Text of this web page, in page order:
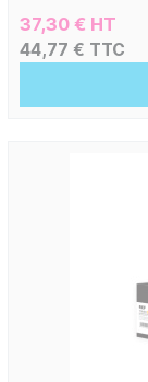
37,30 € HT
44,77 € TTC